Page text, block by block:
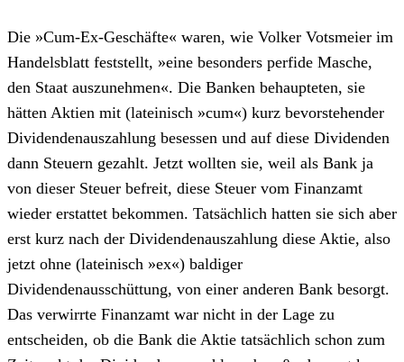
Die »Cum-Ex-Geschäfte« waren, wie Volker Votsmeier im
Handelsblatt feststellt, »eine besonders perfide Masche,
den Staat auszunehmen«. Die Banken behaupteten, sie
hätten Aktien mit (lateinisch »cum«) kurz bevorstehender
Dividendenauszahlung besessen und auf diese Dividenden
dann Steuern gezahlt. Jetzt wollten sie, weil als Bank ja
von dieser Steuer befreit, diese Steuer vom Finanzamt
wieder erstattet bekommen. Tatsächlich hatten sie sich aber
erst kurz nach der Dividendenauszahlung diese Aktie, also
jetzt ohne (lateinisch »ex«) baldiger
Dividendenausschüttung, von einer anderen Bank besorgt.
Das verwirrte Finanzamt war nicht in der Lage zu
entscheiden, ob die Bank die Aktie tatsächlich schon zum